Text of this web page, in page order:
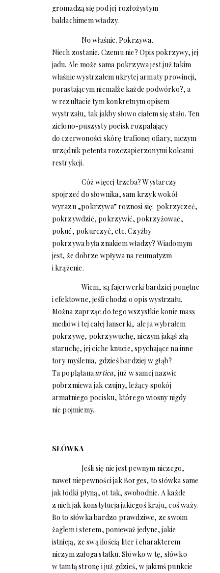
gromadzą się pod jej rozłożystym
baldachimem władzy.
No właśnie. Pokrzywa.
Niech zostanie. Czemu nie? Opis pokrzywy, jej
jadu. Ale może sama pokrzywa jest już takim
właśnie wystrzałem ukrytej armaty prowincji,
porastającym niemalże każde podwórko?, a
w rezultacie tym konkretnym opisem
wystrzału, tak jakby słowo ciałem się stało. Ten
zielono-puszysty pocisk rozpalający
do czerwoności skórę trafionej ofiary, niczym
urzędnik petenta rozczapierzonymi kolcami
restrykcji.
Cóż więcej trzeba? Wystarczy
spojrzeć do słownika, sam krzyk wokół
wyrazu „pokrzywa” roznosi się: pokrzyczeć,
pokrzywdzić, pokrzywić, pokrzyżować,
pokuć, pokurczyć, etc. Czyżby
pokrzywa była znakiem władzy? Wiadomym
jest, że dobrze wpływa na reumatyzm
i krążenie.
Wiem, są fajerwerki bardziej ponętne
i efektowne, jeśli chodzi o opis wystrzału.
Można zaprząc do tego wszystkie konie mass
mediów i tej całej lanserki, ale ja wybrałem
pokrzywę, pokrzywuchę, niczym jakąś złą
staruchę, jej ciche knucie, spychające na inne
tory myślenia, gdzieś bardziej w głąb?
Ta poplątanaurtica, już w samej nazwie
pobrzmiewa jak czujny, leżący spokój
armatniego pocisku, którego wiosny nigdy
nie pojmiemy.
SŁÓWKA
Jeśli się nie jest pewnym niczego,
nawet niepewności jak Borges, to słówka same
jak łódki płyną, ot tak, swobodnie. A każde
z nich jak konstytucja jakiegoś kraju, coś waży.
Bo to słówka bardzo prawdziwe, ze swoim
żaglem i sterem, ponieważ jedyne, jakie
istnieją, ze swą ilością liter i charakterem
niczym załoga statku. Słówko w tę, słówko
w tamtą stronę i już gdzieś, w jakimś punkcie